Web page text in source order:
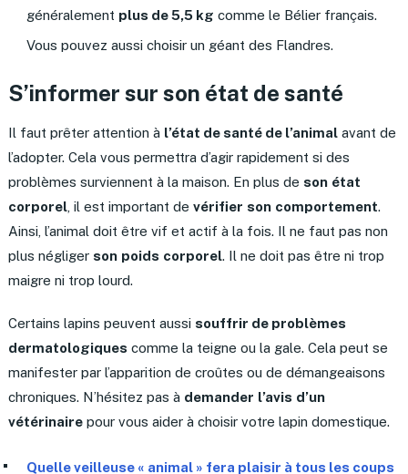
généralement plus de 5,5 kg comme le Bélier français.
Vous pouvez aussi choisir un géant des Flandres.
S’informer sur son état de santé
Il faut prêter attention à l’état de santé de l’animalavant de
l’adopter. Cela vous permettra d’agir rapidement si des
problèmes surviennent à la maison. En plus de son état
corporel, il est important de vérifier son comportement.
Ainsi, l’animal doit être vif et actif à la fois. Il ne faut pas non
plus négliger son poids corporel. Il ne doit pas être ni trop
maigre ni trop lourd.
Certains lapins peuvent aussi souffrir de problèmes
dermatologiques comme la teigne ou la gale. Cela peut se
manifester par l’apparition de croûtes ou de démangeaisons
chroniques. N’hésitez pas à demander l’avis d’un
vétérinairepour vous aider à choisir votre lapin domestique.
Quelle veilleuse « animal » fera plaisir à tous les coups